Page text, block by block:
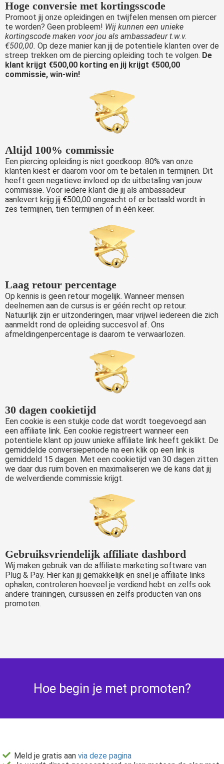
Hoge conversie met kortingsscode
Promoot jij onze opleidingen en twijfelen mensen om piercer
te worden? Geen probleem! Wij kunnen een unieke
kortingscode maken voor jou als ambassadeur t.w.v.
€500,00. Op deze manier kan jij de potentiele klanten over de
streep trekken om de piercing opleiding toch te volgen. De
klant krijgt €500,00 korting en jij krijgt €500,00
commissie, win-win!
Altijd 100% commissie
Een piercing opleiding is niet goedkoop. 80% van onze
klanten kiest er daarom voor om te betalen in termijnen. Dit
heeft geen negatieve invloed op de uitbetaling van jouw
commissie. Voor iedere klant die jij als ambassadeur
aanlevert krijg jij €500,00 ongeacht of er betaald wordt in
zes termijnen, tien termijnen of in één keer.
Laag retour percentage
Op kennis is geen retour mogelijk. Wanneer mensen
deelnemen aan de cursus is er géén recht op retour.
Natuurlijk zijn er uitzonderingen, maar vrijwel iedereen die zich
aanmeldt rond de opleiding succesvol af. Ons
afmeldingenpercentage is daarom te verwaarlozen.
30 dagen cookietijd
Een cookie is een stukje code dat wordt toegevoegd aan
een affiliate link. Een cookie registreert wanneer een
potentiele klant op jouw unieke affiliate link heeft geklikt. De
gemiddelde conversieperiode na een klik op een link is
gemiddeld 15 dagen. Met een cookietijd van 30 dagen zitten
we daar dus ruim boven en maximaliseren we de kans dat jij
de welverdiende commissie krijgt.
Gebruiksvriendelijk affiliate dashbord
Wij maken gebruik van de affiliate marketing software van
Plug & Pay. Hier kan jij gemakkelijk en snel je affiliate links
ophalen, controleren hoeveel je verdiend hebt en zelfs ook
andere trainingen, cursussen en zelfs producten van ons
promoten.
Hoe begin je met promoten?
Meld je gratis aanvia deze pagina